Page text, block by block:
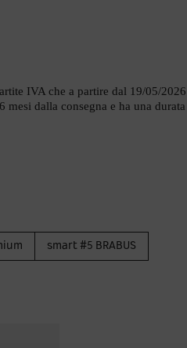
IVA che a partire dal 19/05/
mesi dalla consegna e ha una
smart #5 BRABUS